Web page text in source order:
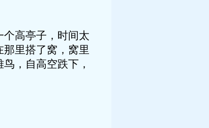
高亭子，时间太
里搭了窝，窝里
，自高空跌下，